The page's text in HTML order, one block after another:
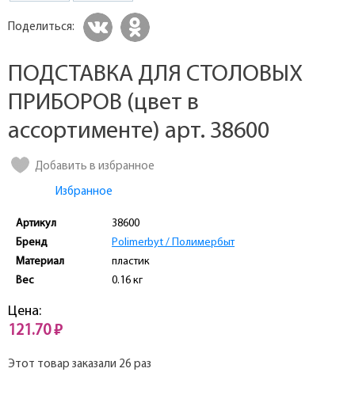
Поделиться:
ПОДСТАВКА ДЛЯ СТОЛОВЫХ
ПРИБОРОВ (цвет в
ассортименте) арт. 38600
Добавить в избранное
Избранное
Артикул
38600
Бренд
Polimerbyt / Полимербыт
Материал
пластик
Вес
0.16 кг
Цена:
121.70 ₽
Этот товар заказали 26 раз